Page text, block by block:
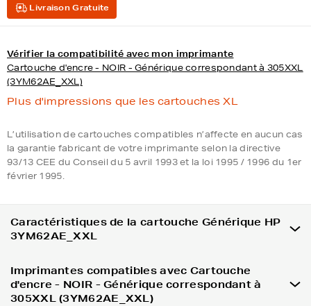
Livraison Gratuite
Vérifier la compatibilité avec mon imprimante
Cartouche d'encre - NOIR - Générique correspondant à 305XXL
(3YM62AE_XXL)
Plus d'impressions que les cartouches XL
L’utilisation de cartouches compatibles n’affecte en aucun cas
la garantie fabricant de votre imprimante selon la directive
93/13 CEE du Conseil du 5 avril 1993 et la loi 1995 / 1996 du 1er
février 1995.
Caractéristiques de la cartouche Générique HP
3YM62AE_XXL
Imprimantes compatibles avec Cartouche
d'encre - NOIR - Générique correspondant à
305XXL (3YM62AE_XXL)